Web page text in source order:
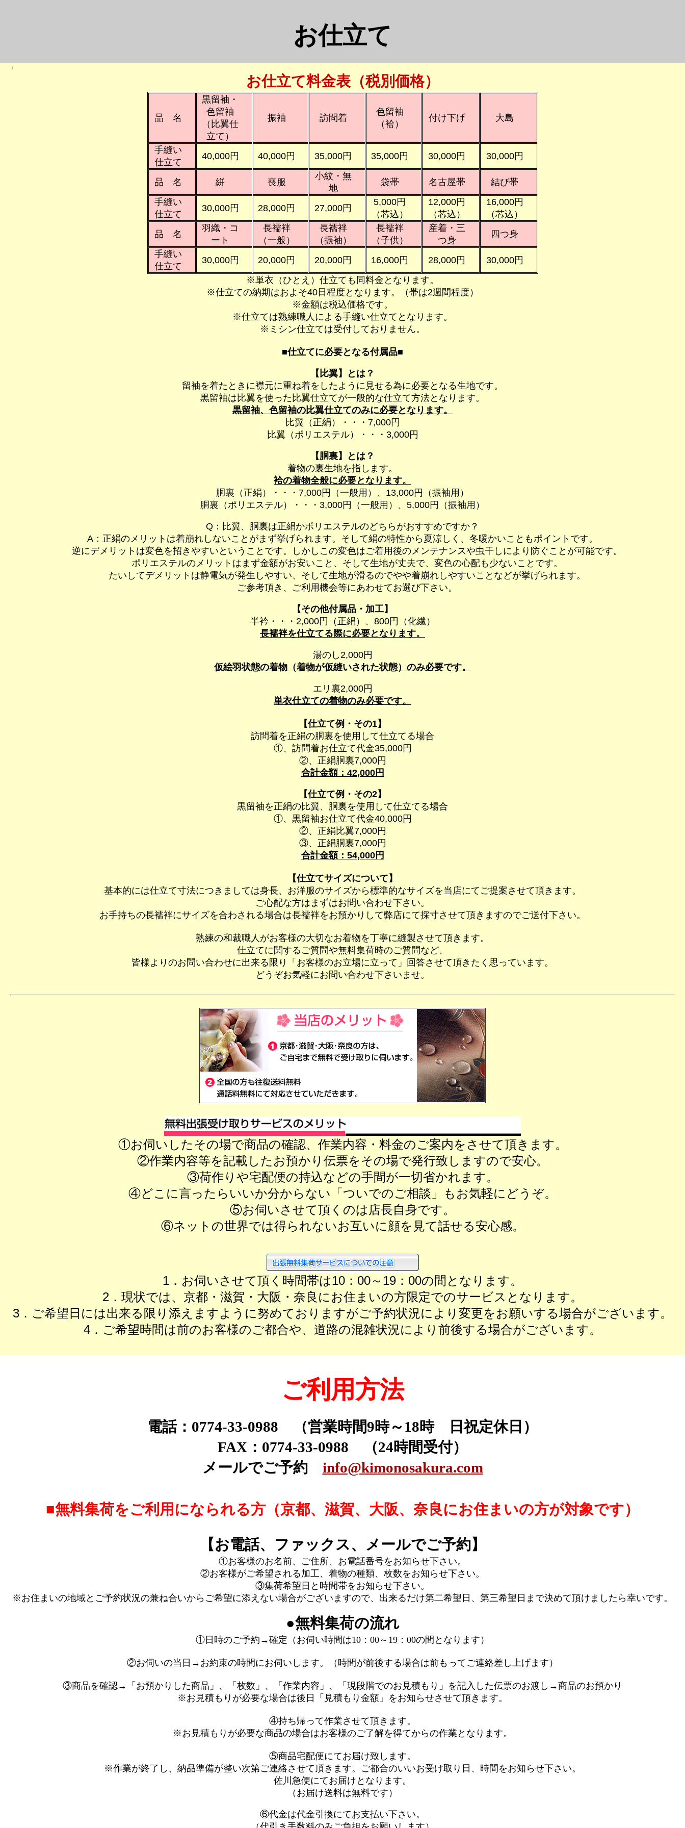
お仕立て
」
お仕立て料金表（税別価格）
品 名
黒留袖・
色留袖
（比翼仕
立て）
振袖 訪問着
色留袖
（袷）
付け下げ 大島
手縫い
仕立て
40,000円 40,000円 35,000円 35,000円 30,000円 30,000円
品 名 絣 喪服
小紋・無
地
袋帯 名古屋帯
結び帯
手縫い
仕立て
30,000円 28,000円 27,000円
5,000円
（芯込）
12,000円
（芯込）
16,000円
（芯込）
品 名
羽織・コ
ート
長襦袢
（一般）
長襦袢
（振袖）
長襦袢
（子供）
産着・三
つ身
四つ身
手縫い
仕立て
30,000円 20,000円 20,000円 16,000円 28,000円
30,000円
※単衣（ひとえ）仕立ても同料金となります。
※仕立ての納期はおよそ40日程度となります。（帯は2週間程度）
※金額は税込価格です。
※仕立ては熟練職人による手縫い仕立てとなります。
※ミシン仕立ては受付しておりません。
■仕立てに必要となる付属品■
【比翼】とは？
留袖を着たときに襟元に重ね着をしたように見せる為に必要となる生地です。
黒留袖は比翼を使った比翼仕立てが一般的な仕立て方法となります。
黒留袖、色留袖の比翼仕立てのみに必要となります。
比翼（正絹）・・・7,000円
比翼（ポリエステル）・・・3,000円
【胴裏】とは？
着物の裏生地を指します。
袷の着物全般に必要となります。
胴裏（正絹）・・・7,000円（一般用）、13,000円（振袖用）
胴裏（ポリエステル）・・・3,000円（一般用）、5,000円（振袖用）
Q：比翼、胴裏は正絹かポリエステルのどちらがおすすめですか？
A：正絹のメリットは着崩れしないことがまず挙げられます。そして絹の特性から夏涼しく、冬暖かいこともポイントです。
逆にデメリットは変色を招きやすいということです。しかしこの変色はご着用後のメンテナンスや虫干しにより防ぐことが可能です。
ポリエステルのメリットはまず金額がお安いこと、そして生地が丈夫で、変色の心配も少ないことです。
たいしてデメリットは静電気が発生しやすい、そして生地が滑るのでやや着崩れしやすいことなどが挙げられます。
ご参考頂き、ご利用機会等にあわせてお選び下さい。
【その他付属品・加工】
半衿・・・2,000円（正絹）、800円（化繊）
長襦袢を仕立てる際に必要となります。
湯のし2,000円
仮絵羽状態の着物（着物が仮縫いされた状態）のみ必要です。
エリ裏2,000円
単衣仕立ての着物のみ必要です。
【仕立て例・その1】
訪問着を正絹の胴裏を使用して仕立てる場合
①、訪問着お仕立て代金35,000円
②、正絹胴裏7,000円
合計金額：42,000円
【仕立て例・その2】
黒留袖を正絹の比翼、胴裏を使用して仕立てる場合
①、黒留袖お仕立て代金40,000円
②、正絹比翼7,000円
③、正絹胴裏7,000円
合計金額：54,000円
【仕立てサイズについて】
基本的には仕立て寸法につきましては身長、お洋服のサイズから標準的なサイズを当店にてご提案させて頂きます。
ご心配な方はまずはお問い合わせ下さい。
お手持ちの長襦袢にサイズを合わされる場合は長襦袢をお預かりして弊店にて採寸させて頂きますのでご送付下さい。
熟練の和裁職人がお客様の大切なお着物を丁寧に縫製させて頂きます。
仕立てに関するご質問や無料集荷時のご質問など、
皆様よりのお問い合わせに出来る限り「お客様のお立場に立って」回答させて頂きたく思っています。
どうぞお気軽にお問い合わせ下さいませ。
①お伺いしたその場で商品の確認、作業内容・料金のご案内をさせて頂きます。
②作業内容等を記載したお預かり伝票をその場で発行致しますので安心。
③荷作りや宅配便の持込などの手間が一切省かれます。
④どこに言ったらいいか分からない「ついでのご相談」もお気軽にどうぞ。
⑤お伺いさせて頂くのは店長自身です。
⑥ネットの世界では得られないお互いに顔を見て話せる安心感。
1．お伺いさせて頂く時間帯は10：00～19：00の間となります。
2．現状では、京都・滋賀・大阪・奈良にお住まいの方限定でのサービスとなります。
3．ご希望日には出来る限り添えますように努めておりますがご予約状況により変更をお願いする場合がございます。
4．ご希望時間は前のお客様のご都合や、道路の混雑状況により前後する場合がございます。
ご利用方法
電話：0774-33-0988 （営業時間9時～18時 日祝定休日）
FAX：0774-33-0988 （24時間受付）
メールでご予約 info@kimonosakura.com
■無料集荷をご利用になられる方（京都、滋賀、大阪、奈良にお住まいの方が対象です）
【お電話、ファックス、メールでご予約】
①お客様のお名前、ご住所、お電話番号をお知らせ下さい。
②お客様がご希望される加工、着物の種類、枚数をお知らせ下さい。
③集荷希望日と時間帯をお知らせ下さい。
※お住まいの地域とご予約状況の兼ね合いからご希望に添えない場合がございますので、出来るだけ第二希望日、第三希望日まで決めて頂けましたら幸いです。
●無料集荷の流れ
①日時のご予約→確定（お伺い時間は10：00～19：00の間となります）
②お伺いの当日→お約束の時間にお伺いします。（時間が前後する場合は前もってご連絡差し上げます）
③商品を確認→「お預かりした商品」、「枚数」、「作業内容」、「現段階でのお見積もり」を記入した伝票のお渡し→商品のお預かり
※お見積もりが必要な場合は後日「見積もり金額」をお知らせさせて頂きます。
④持ち帰って作業させて頂きます。
※お見積もりが必要な商品の場合はお客様のご了解を得てからの作業となります。
⑤商品宅配便にてお届け致します。
※作業が終了し、納品準備が整い次第ご連絡させて頂きます。ご都合のいいお受け取り日、時間をお知らせ下さい。
佐川急便にてお届けとなります。
（お届け送料は無料です）
⑥代金は代金引換にてお支払い下さい。